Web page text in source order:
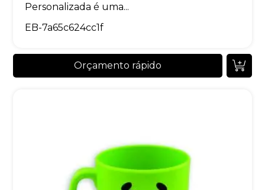
Personalizada é uma...
EB-7a65c624cc1f
Orçamento rápido